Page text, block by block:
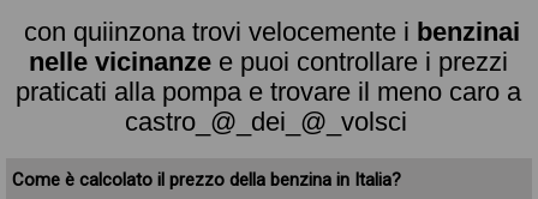
con quiinzona trovi velocemente i benzinai
nelle vicinanze e puoi controllare i prezzi
praticati alla pompa e trovare il meno caro a
castro_@_dei_@_volsci
Come è calcolato il prezzo della benzina in Italia?